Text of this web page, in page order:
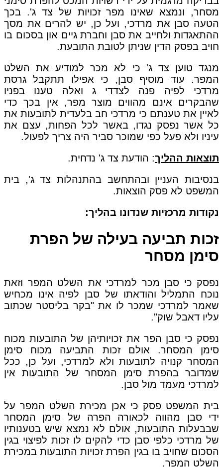
מסחר, ונמצא שאינו מפר זכויות של צד ג'. בכך
הטעה סבן את מרדכי, ועל כן, יש להרים את מסך
ההתאגדות ולחייב את סבן וחברת גיים און בסכום בו
חויב בפסק הדין שניתן לטובת התובעת.
מנגד טוען צד ג' כי לא מכר למודיע את השלט
המפר. עוד מוסיף סבן, כי אפילו תתקבל גרסת
מרדכי לפיה פנה לצדדי ג ואלה טענו בפניו
שהבקרים אינם מהווים מוצר מפר, אין בכך כדי
לאיין את טענתם כי מרדכי חב בלעדית לתובעות את
כל אשר נפסק נגדו, באשר לכל הפחות, עצם את
עיניו ולא פעל כפי שמוכר סביר היה צריך לפעול.
תוצאות ההליך: הודעת צד ג' נדחית.
בנסיבות העניין ובהתחשב בהתנהלות צד ג', בית
המשפט לא פסק הוצאות.
נקודות מרכזיות שנדונו בהליך:
זכות תביעה בעילה של הפרת
סימן מסחר
נפסק כי סבן מכר למרדכי את השלט המפר וזאת
נוכח התמליל והודאתו של סבן לפיה אינו מכחיש
שאמר למרדכי שמכר לו את "בקר בליסטר שכתוב
עליו דאבל שוק".
נפסק כי סבן הפר את זכויותיהן של התובעות מכוח
סימן המסחר. אולם זכות התביעה מכוח סימן
המסחר קנויה לתובעות ולא למרדכי, ועל כן, ככל
שמדובר בהפרת סימן המסחר של התובעות אין
למרדכי מעמד מול סבן.
בית המשפט פסק כי אכן מכירת השלט המפר על
ידי סבן מהווה לכאורה הפרה של סימן המסחר
שבבעלות התובעות, אולם לא נמצא שיש בטענותיו
של מרדכי כלפי סבן כדי להקים לו זכות לפיצוי בגין
הסכום שחויב בו בגין הפרת זכויות התובעות במכירת
השלט המפר.